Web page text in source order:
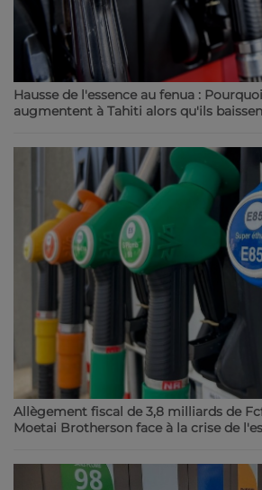
Hausse de l'essence au fenua :
augmentent à Tahiti alors qu'ils
Allègement fiscal de 3,8 milliards de
Moetai Brotherson face à la crise de